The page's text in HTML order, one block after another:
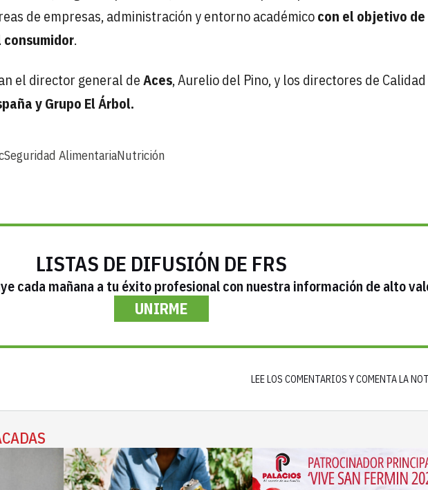
de empresas, administración y entorno académicocon el objetivo de
.
el director general deAces, Aurelio del Pino, y los directores de
y Grupo El Árbol.
Seguridad AlimentariaNutrición
LISTAS DE DIFUSIÓN DE FRS
cada mañana a tu éxito profesional con nuestra información de alto
UNIRME
LEE LOS COMENTARIOS Y COMENTA LA